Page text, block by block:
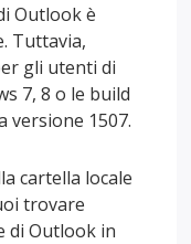
Outlook è
Tuttavia,
gli utenti di
7, 8 o le build
versione 1507.
cartella locale
trovare
di Outlook in